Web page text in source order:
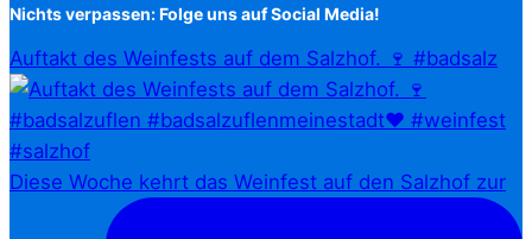
Nichts verpassen: Folge uns auf Social Media!
Auftakt des Weinfests auf dem Salzhof. 🍷 #badsalz
Diese Woche kehrt das Weinfest auf den Salzhof zur